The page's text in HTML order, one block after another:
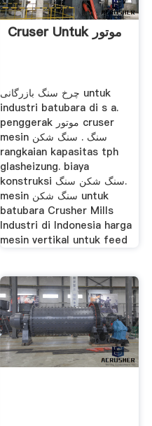
Cruser Untuk موتور
چرخ سنگ بازرگانی untuk
industri batubara di s a.
penggerak موتور cruser
mesin سنگ . سنگ شکن
rangkaian kapasitas tph
glasheizung. biaya
konstruksi سنگ شکن سنگ.
mesin سنگ شکن untuk
batubara Crusher Mills
Industri di Indonesia harga
mesin vertikal untuk feed